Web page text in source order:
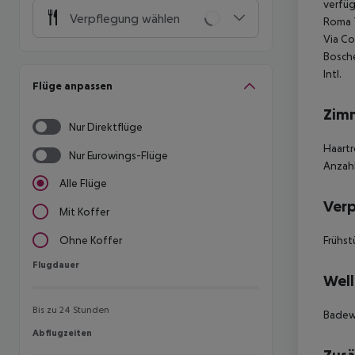
Verpflegung wählen
Flüge anpassen
Nur Direktflüge
Nur Eurowings-Flüge
Alle Flüge
Mit Koffer
Ohne Koffer
Flugdauer
Flugdauer
Bis zu 24 Stunden
Abflugzeiten
Abflugzeiten
Via
Intl.